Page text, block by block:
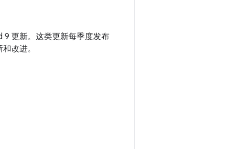
9 更新。这类更新每季度发布
改进。